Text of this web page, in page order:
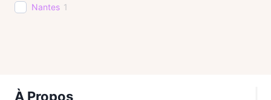
Nantes 1
À Propos